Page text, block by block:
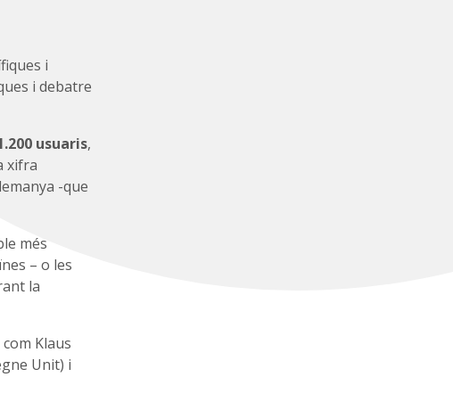
i
i debatre
usuaris,
xifra
-que
més
– o les
la
com Klaus
Unit) i